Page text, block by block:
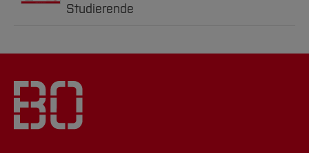
Studierende